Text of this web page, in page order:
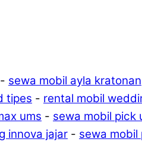
- sewa mobil ayla kratonan
tipes - rental mobil
ums - sewa mobil pick
innova jajar - sewa mobil